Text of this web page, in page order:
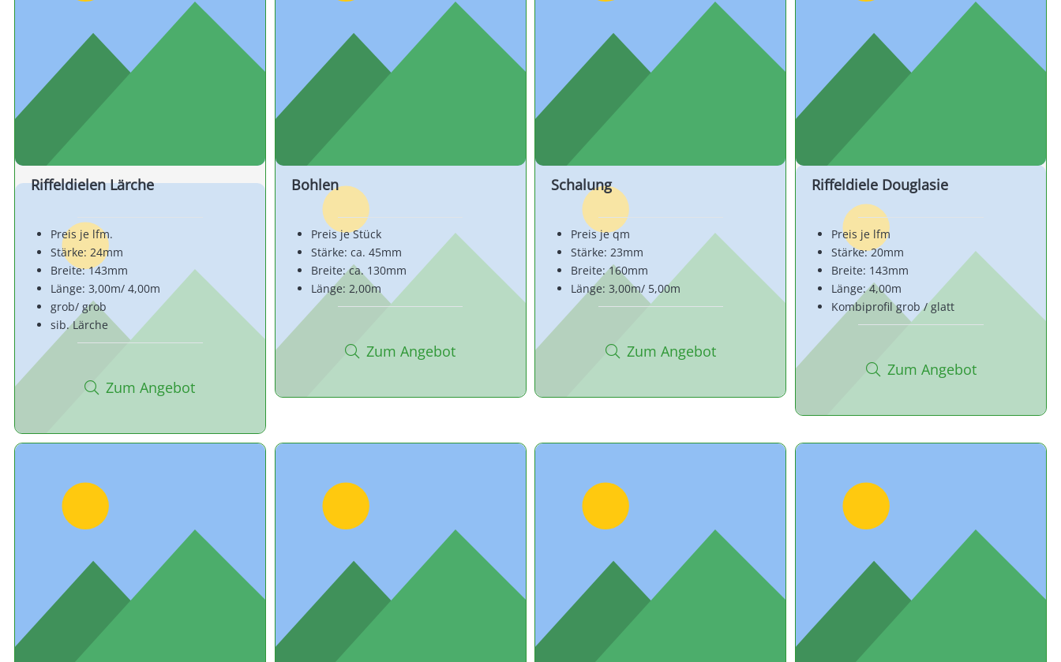
Riffeldielen Lärche
Preis je lfm.
Stärke: 24mm
Breite: 143mm
Länge: 3,00m/ 4,00m
grob/ grob
sib. Lärche
Zum Angebot
Bohlen
Preis je Stück
Stärke: ca. 45mm
Breite: ca. 130mm
Länge: 2,00m
Zum Angebot
Schalung
Preis je qm
Stärke: 23mm
Breite: 160mm
Länge: 3,00m/ 5,00m
Zum Angebot
Riffeldiele Douglasie
Preis je lfm
Stärke: 20mm
Breite: 143mm
Länge: 4,00m
Kombiprofil grob / glatt
Zum Angebot